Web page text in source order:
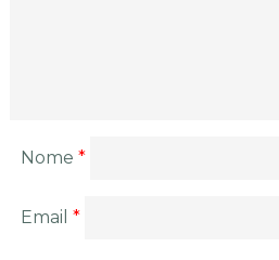
Nome *
Email *